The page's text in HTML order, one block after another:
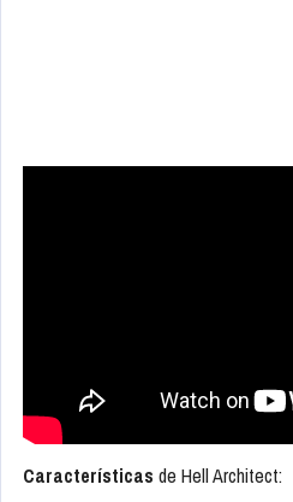
Características de Hell Architect: